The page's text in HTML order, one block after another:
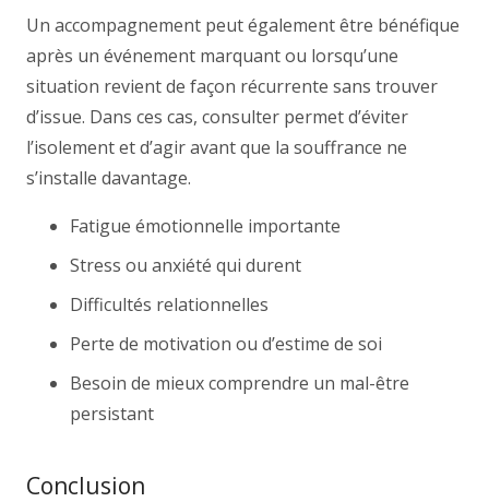
Un accompagnement peut également être bénéfique
après un événement marquant ou lorsqu’une
situation revient de façon récurrente sans trouver
d’issue. Dans ces cas, consulter permet d’éviter
l’isolement et d’agir avant que la souffrance ne
s’installe davantage.
Fatigue émotionnelle importante
Stress ou anxiété qui durent
Difficultés relationnelles
Perte de motivation ou d’estime de soi
Besoin de mieux comprendre un mal-être
persistant
Conclusion